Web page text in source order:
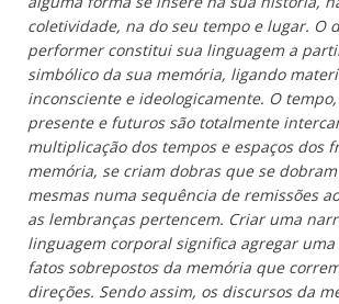
coletividade, na do seu tempo e lugar. O
performer constitui sua linguagem a
simbólico da sua memória, ligando
inconsciente e ideologicamente. O
presente e futuros são totalmente
multiplicação dos tempos e espaços dos
memória, se criam dobras que se
mesmas numa sequência de remissões
as lembranças pertencem. Criar uma
linguagem corporal significa agregar
fatos sobrepostos da memória que
direções. Sendo assim, os discursos da